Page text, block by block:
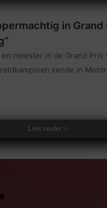
in Grand
meester in de Grand Prix
kende in
Lees verder >